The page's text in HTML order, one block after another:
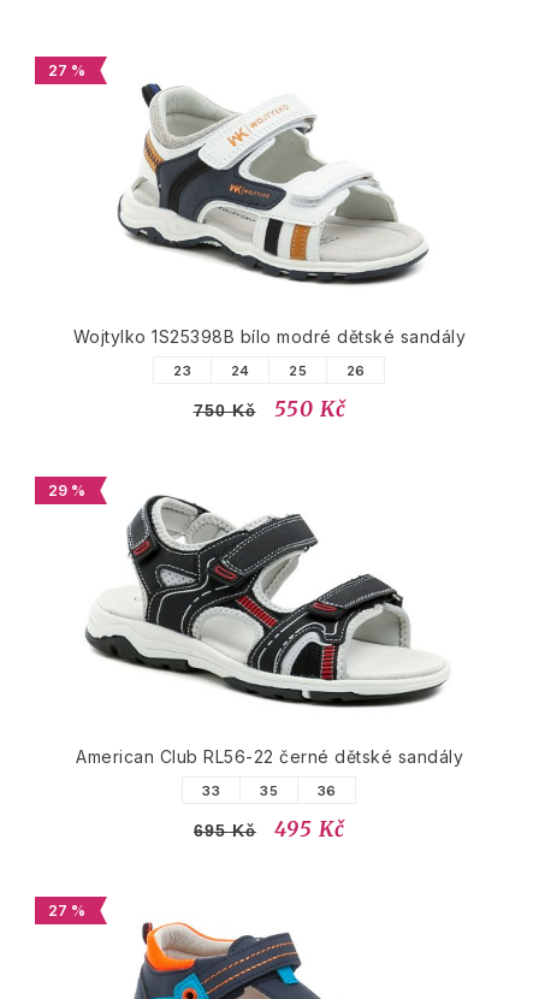
27 %
Wojtylko 1S25398B bílo modré dětské sandály
23 24 25 26
750 Kč 550 Kč
29 %
American Club RL56-22 černé dětské sandály
33 35 36
695 Kč 495 Kč
27 %